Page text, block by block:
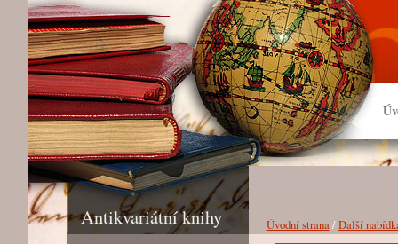
Antikvariátní knihy Úvodní strana/Další